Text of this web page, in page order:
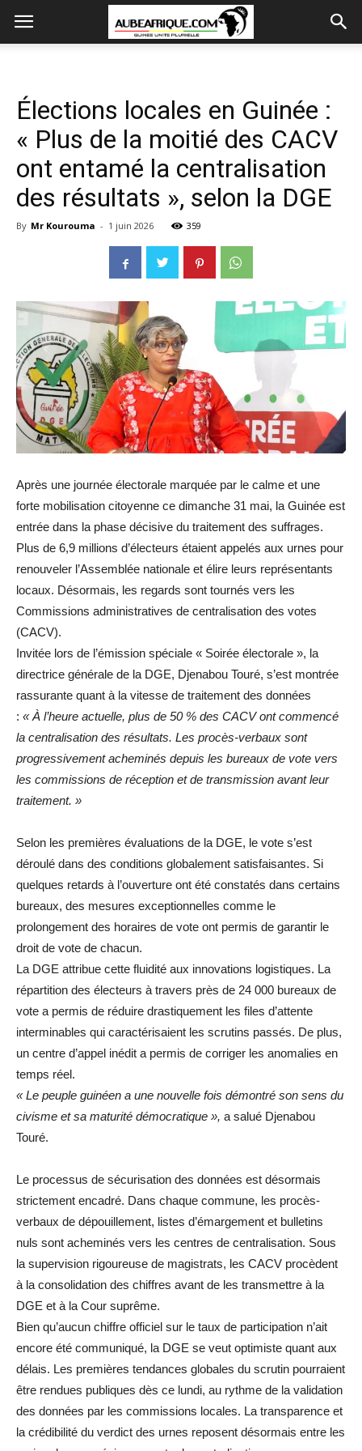
Élections locales en Guinée :
« Plus de la moitié des CACV
ont entamé la centralisation
des résultats », selon la DGE
By Mr Kourouma - 1 juin 2026 359
Après une journée électorale marquée par le calme et une
forte mobilisation citoyenne ce dimanche 31 mai, la Guinée est
entrée dans la phase décisive du traitement des suffrages.
Plus de 6,9 millions d’électeurs étaient appelés aux urnes pour
renouveler l’Assemblée nationale et élire leurs représentants
locaux. Désormais, les regards sont tournés vers les
Commissions administratives de centralisation des votes
(CACV).
Invitée lors de l’émission spéciale « Soirée électorale », la
directrice générale de la DGE, Djenabou Touré, s’est montrée
rassurante quant à la vitesse de traitement des données
: « À l’heure actuelle, plus de 50 % des CACV ont commencé
la centralisation des résultats. Les procès-verbaux sont
progressivement acheminés depuis les bureaux de vote vers
les commissions de réception et de transmission avant leur
traitement. »
Selon les premières évaluations de la DGE, le vote s’est
déroulé dans des conditions globalement satisfaisantes. Si
quelques retards à l’ouverture ont été constatés dans certains
bureaux, des mesures exceptionnelles comme le
prolongement des horaires de vote ont permis de garantir le
droit de vote de chacun.
La DGE attribue cette fluidité aux innovations logistiques. La
répartition des électeurs à travers près de 24 000 bureaux de
vote a permis de réduire drastiquement les files d’attente
interminables qui caractérisaient les scrutins passés. De plus,
un centre d’appel inédit a permis de corriger les anomalies en
temps réel.
« Le peuple guinéen a une nouvelle fois démontré son sens du
civisme et sa maturité démocratique », a salué Djenabou
Touré.
Le processus de sécurisation des données est désormais
strictement encadré. Dans chaque commune, les procès-
verbaux de dépouillement, listes d’émargement et bulletins
nuls sont acheminés vers les centres de centralisation. Sous
la supervision rigoureuse de magistrats, les CACV procèdent
à la consolidation des chiffres avant de les transmettre à la
DGE et à la Cour suprême.
Bien qu’aucun chiffre officiel sur le taux de participation n’ait
encore été communiqué, la DGE se veut optimiste quant aux
délais. Les premières tendances globales du scrutin pourraient
être rendues publiques dès ce lundi, au rythme de la validation
des données par les commissions locales. La transparence et
la crédibilité du verdict des urnes reposent désormais entre les